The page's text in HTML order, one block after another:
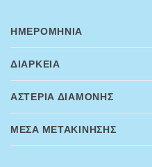
ΗΜΕΡΟΜΗΝΊΑ
ΔΙΆΡΚΕΙΑ
ΑΣΤΈΡΙΑ ΔΙΑΜΟΝΉΣ
ΜΈΣΑ ΜΕΤΑΚΊΝΗΣΗΣ